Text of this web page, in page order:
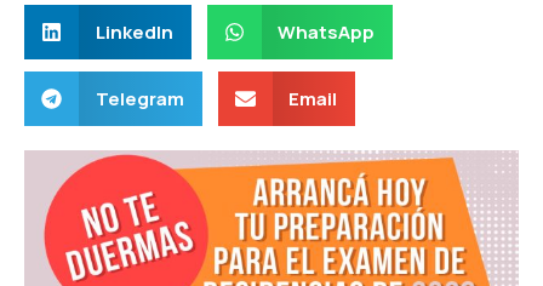
LinkedIn WhatsApp
Telegram Email